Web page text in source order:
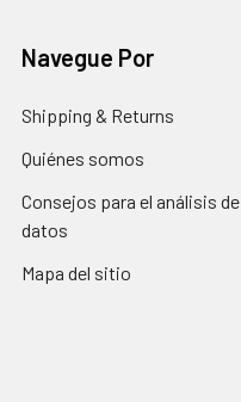
Navegue Por
Shipping & Returns
Quiénes somos
Consejos para el análisis de
datos
Mapa del sitio